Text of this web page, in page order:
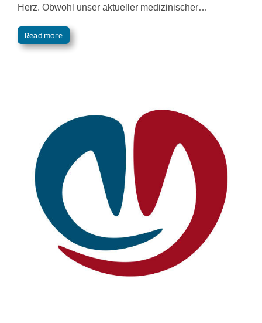
Herz. Obwohl unser aktueller medizinischer…
Read more